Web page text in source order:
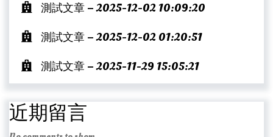
測試文章 – 2025-12-02 10:09:20
測試文章 – 2025-12-02 01:20:51
測試文章 – 2025-11-29 15:05:21
近期留言